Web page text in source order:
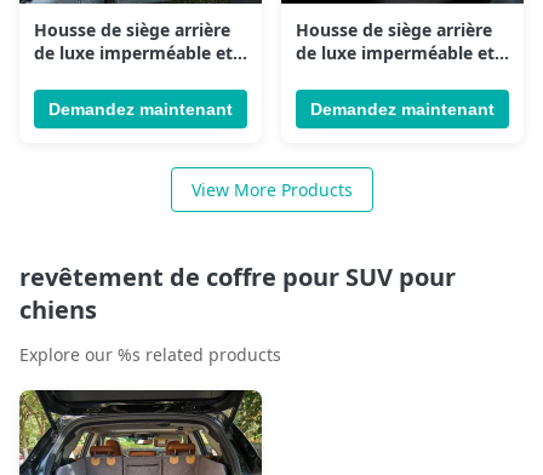
Housse de siège arrière
de luxe imperméable et
pour animal de
compagnie, extension de
chien, avec fond dur,
peut contenir 450 lb
Demandez maintenant
Housse de siège arrière
de luxe imperméable et
pour animal de
compagnie, extension de
chien, avec fond dur,
peut contenir 450 lb
Demandez maintenant
View More Products
revêtement de coffre pour SUV pour
chiens
Explore our %s related products